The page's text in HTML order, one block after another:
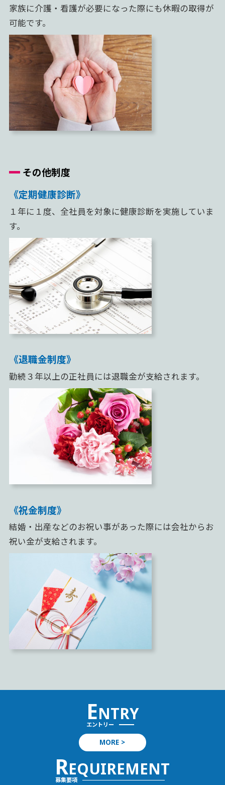
家族に介護・看護が必要になった際にも休暇の取得が
可能です。
その他制度
《定期健康診断》
１年に１度、全社員を対象に健康診断を実施していま
す。
《退職金制度》
勤続３年以上の正社員には退職金が支給されます。
《祝金制度》
結婚・出産などのお祝い事があった際には会社からお
祝い金が支給されます。
ENTRY
エントリー
MORE >
REQUIREMENT
募集要項